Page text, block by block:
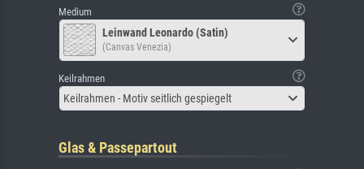
Medium
Leinwand Leonardo (Satin)
(Canvas Venezia)
Keilrahmen
Keilrahmen - Motiv seitlich gespiegelt
Glas & Passepartout